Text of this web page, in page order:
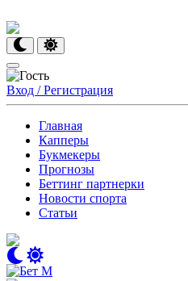
Вход / Регистрация
Главная
Капперы
Букмекеры
Прогнозы
Беттинг партнерки
Новости спорта
Статьи